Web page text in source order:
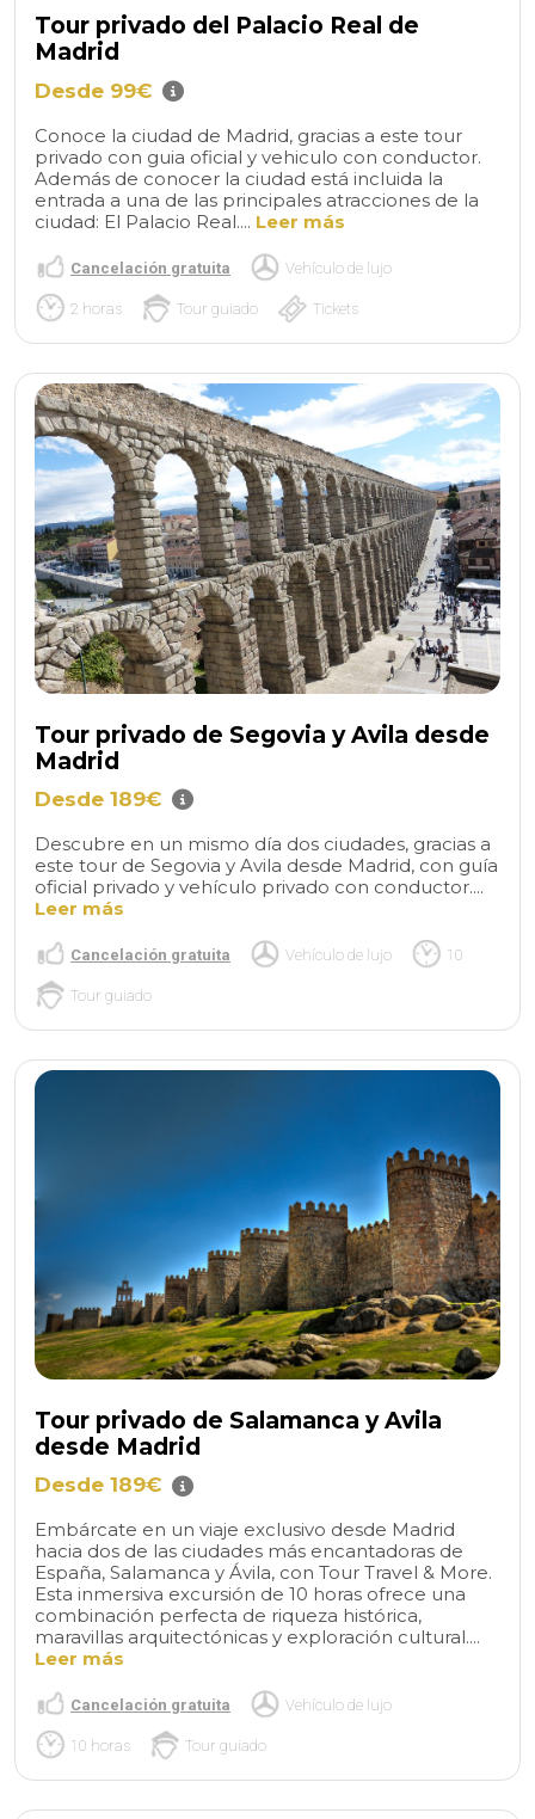
Tour privado del Palacio Real de
Madrid
Desde 99€
Conoce la ciudad de Madrid, gracias a este tour
privado con guia oficial y vehiculo con conductor.
Además de conocer la ciudad está incluida la
entrada a una de las principales atracciones de la
ciudad: El Palacio Real.... Leer más
Cancelación gratuita Vehículo de lujo
2 horas Tour guiado Tickets
Tour privado de Segovia y Avila desde
Madrid
Desde 189€
Descubre en un mismo día dos ciudades, gracias a
este tour de Segovia y Avila desde Madrid, con guía
oficial privado y vehículo privado con conductor....
Leer más
Cancelación gratuita Vehículo de lujo 10
Tour guiado
Tour privado de Salamanca y Avila
desde Madrid
Desde 189€
Embárcate en un viaje exclusivo desde Madrid
hacia dos de las ciudades más encantadoras de
España, Salamanca y Ávila, con Tour Travel & More.
Esta inmersiva excursión de 10 horas ofrece una
combinación perfecta de riqueza histórica,
maravillas arquitectónicas y exploración cultural....
Leer más
Cancelación gratuita Vehículo de lujo
10 horas Tour guiado